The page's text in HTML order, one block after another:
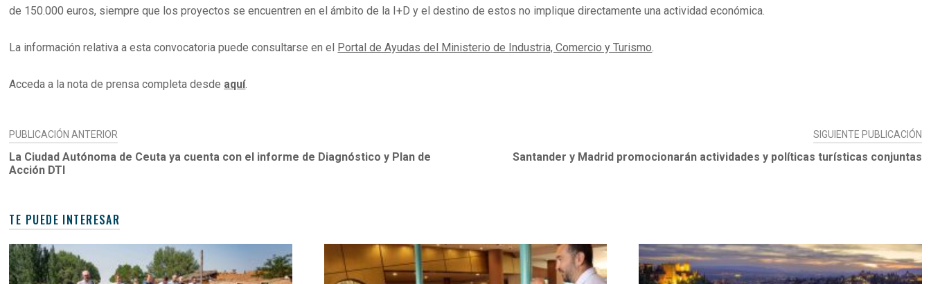
de 150.000 euros, siempre que los proyectos se encuentren en el ámbito de la I+D y el destino de estos no implique directamente una actividad económica.
La información relativa a esta convocatoria puede consultarse en el Portal de Ayudas del Ministerio de Industria, Comercio y Turismo.
Acceda a la nota de prensa completa desde aquí.
NAVEGACIÓN
DE
ENTRADAS
PUBLICACIÓN ANTERIOR
La Ciudad Autónoma de Ceuta ya cuenta con el informe de Diagnóstico y Plan de
Acción DTI
SIGUIENTE PUBLICACIÓN
Santander y Madrid promocionarán actividades y políticas turísticas conjuntas
TE PUEDE INTERESAR